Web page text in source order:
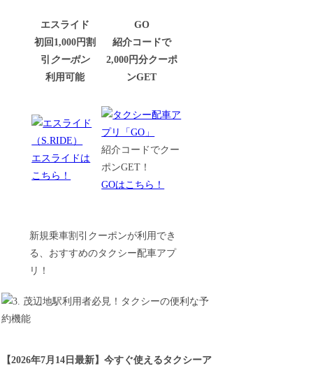
エスライド
初回1,000円割
引 クーポン
利用可能
GO
紹介コードで
2,000円分クーポ
ンGET
エスライドは
こちら！
紹介コードでクー
ポンGET！
GOはこちら！
新規乗車割引クーポンが利用でき
る、おすすめのタクシー配車アプ
リ！
【2026年7月14日最新】今すぐ使えるタクシーア